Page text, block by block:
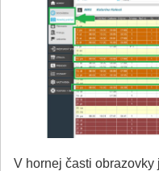
V hornej časti obrazovky